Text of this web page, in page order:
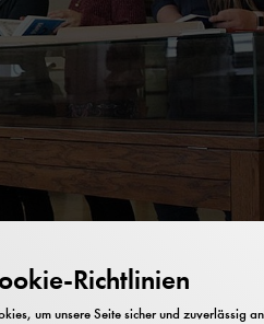
Richtlinien
um unsere Seite sicher und zuverlässig